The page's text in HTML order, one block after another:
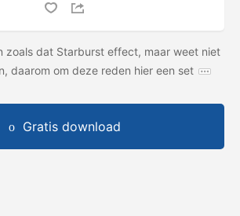
zoals dat Starburst effect, maar weet niet
daarom om deze reden hier een set
Gratis download